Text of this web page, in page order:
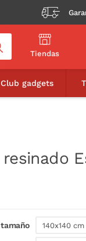
Tiendas
Club gadgets
140x140 cm